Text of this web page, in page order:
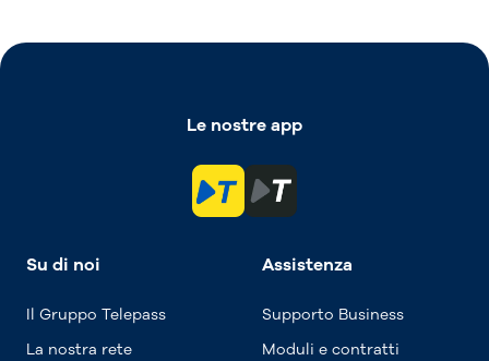
Le nostre app
Su di noi
Il Gruppo Telepass
La nostra rete
Assistenza
Supporto Business
Moduli e contratti